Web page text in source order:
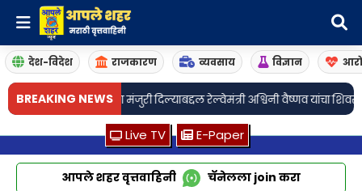
देश-विदेश राजकारण व्यवसाय विज्ञान
BREAKING NEWS
मंजुरी दिल्याबद्दल रेल्वेमंत्री अश्विनी वैष्णव यांचा शिवसेनेच्या वतीने
Live TV E-Paper
आपले शहर वृत्तवाहिनी चॅनेलला join करा